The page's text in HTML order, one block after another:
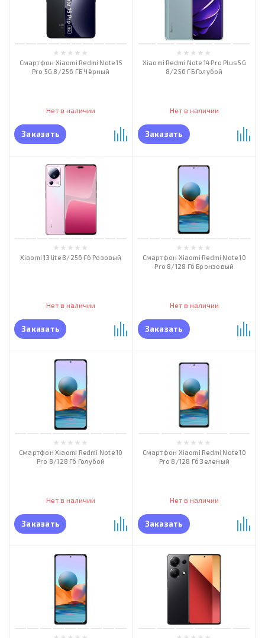
Смартфон Xiaomi Redmi Note 15
Pro 5G 8/256 ГБ Чёрный
Нет в наличии
Заказать
Xiaomi Redmi Note 14 Pro Plus 5G
8/256 ГБ Голубой
Нет в наличии
Заказать
Xiaomi 13 lite 8/256 Гб Розовый
Нет в наличии
Заказать
Смартфон Xiaomi Redmi Note 10
Pro 8/128 Гб Бронзовый
Нет в наличии
Заказать
Смартфон Xiaomi Redmi Note 10
Pro 8/128 Гб Голубой
Нет в наличии
Заказать
Смартфон Xiaomi Redmi Note 10
Pro 8/128 Гб Зеленый
Нет в наличии
Заказать